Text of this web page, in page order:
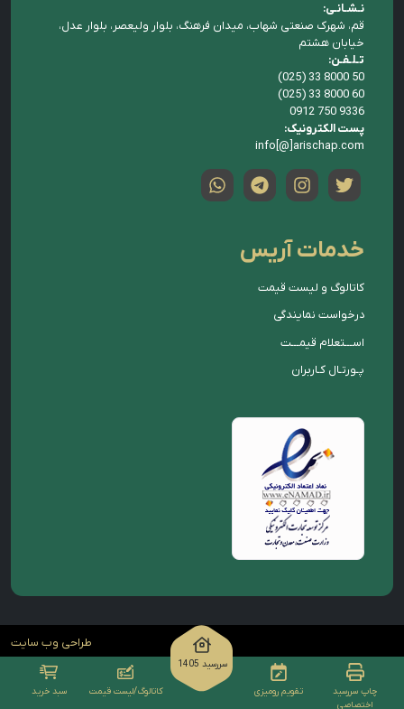
نـشـانـی:
قم، شهرک صنعتی شهاب، میدان فرهنگ، بلوار ولیعصر، بلوار عدل،
خیابان هشتم
تـلـفـن:
(025) 33 8000 50
(025) 33 8000 60
0912 750 9336
پست الکترونیک:
info[@]arischap.com
خدمات آریس
کاتالوگ و لیست قیمت
درخواست نمایندگی
اســـتعلام قیمـــت
پـورتـال کـاربران
چاپ سررسید
اختصاصی
تقویم رومیزی
سررسید 1405
کاتالوگ/لیست قیمت سبد خرید
طراحی وب سایت